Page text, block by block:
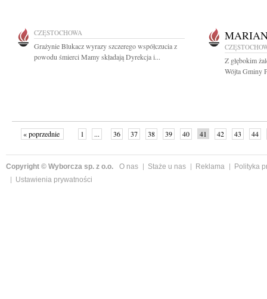
CZĘSTOCHOWA
Grażynie Blukacz wyrazy szczerego współczucia z
powodu śmierci Mamy składają Dyrekcja i...
Z głębokim
Wójta Gminy
« poprzednie 1 ... 36 37 38 39 40 41 42 43
44
Copyright © Wyborcza sp. z o.o. O nas Staże u nas Reklama
Polityka
Ustawienia prywatności